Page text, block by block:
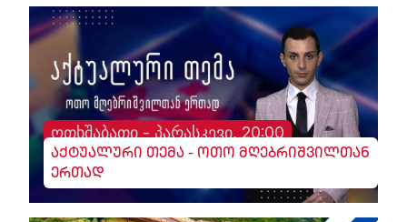
ოთხშაბათი - პარასკევი, 20:00
აქტუალური თემა - ოთო მღებრიშვილთან
ერთად